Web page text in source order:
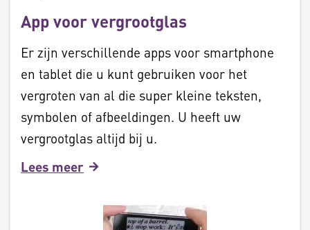
App voor vergrootglas
Er zijn verschillende apps voor smartphone
en tablet die u kunt gebruiken voor het
vergroten van al die super kleine teksten,
symbolen of afbeeldingen. U heeft uw
vergrootglas altijd bij u.
Lees meer